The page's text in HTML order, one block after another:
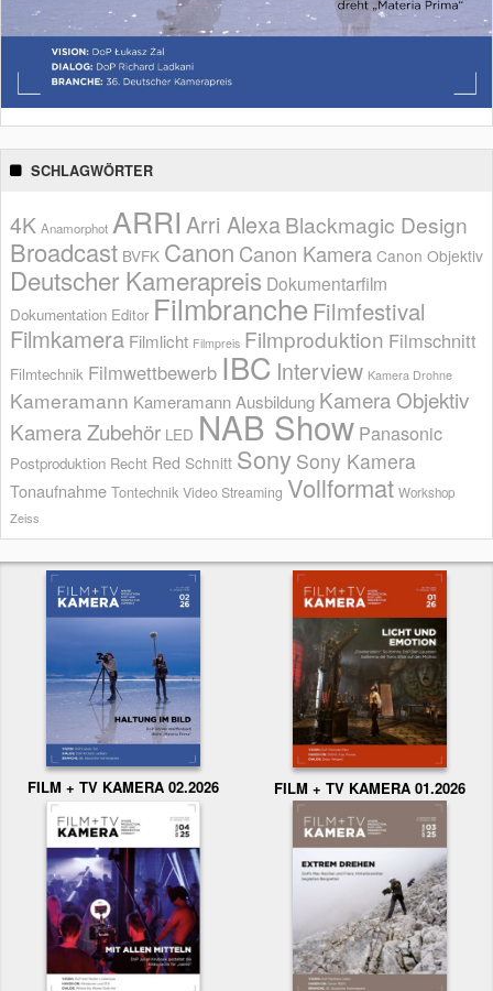
SCHLAGWÖRTER
4K Anamorphot ARRI Arri AlexaBlackmagic Design
Broadcast BVFK Canon Canon Kamera Canon Objektiv
Deutscher Kamerapreis Dokumentarfilm
Dokumentation Editor Filmbranche Filmfestival
Filmkamera Filmlicht Filmpreis Filmproduktion Filmschnitt
Filmtechnik Filmwettbewerb IBC Interview Kamera Drohne
Kameramann Kameramann Ausbildung Kamera Objektiv
Kamera Zubehör LED NAB Show Panasonic
Postproduktion Recht Red Schnitt Sony Sony Kamera
Tonaufnahme Tontechnik Video Streaming Vollformat Workshop
Zeiss
FILM + TV KAMERA 02.2026 FILM + TV KAMERA 01.2026